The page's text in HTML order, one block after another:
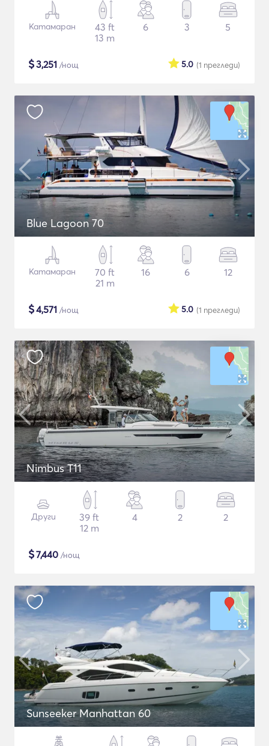
Катамаран
43 ft
13 m
6 3 5
$3,251 /нощ (1 прегледи)
5.0
Blue Lagoon 70
Катамаран
70 ft
21 m
16 6 12
$4,571 /нощ (1 прегледи)
5.0
Nimbus T11
Други
39 ft
12 m
4 2 2
$7,440 /нощ
Sunseeker Manhattan 60